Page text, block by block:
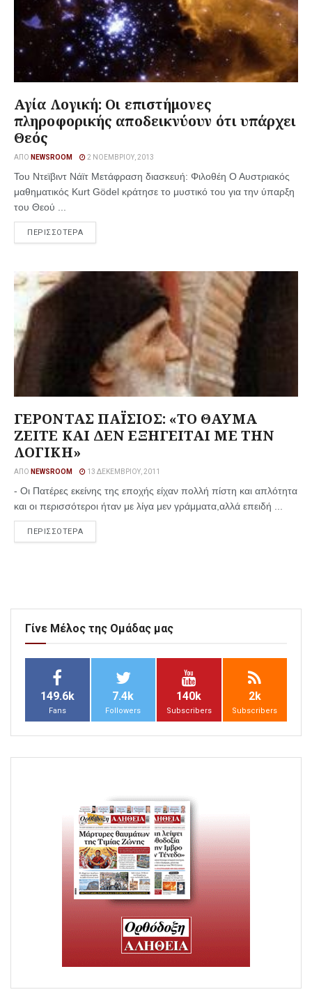
Αγία Λογική: Οι επιστήμονες
πληροφορικής αποδεικνύουν ότι υπάρχει
Θεός
ΑΠΌ NEWSROOM 2 ΝΟΕΜΒΡΊΟΥ, 2013
Του Ντεϊβιντ Νάϊτ Μετάφραση διασκευή: Φιλοθέη Ο Αυστριακός
μαθηματικός Kurt Gödel κράτησε το μυστικό του για την ύπαρξη
του Θεού ...
ΠΕΡΙΣΣΟΤΕΡΑ
ΓΕΡΟΝΤΑΣ ΠΑΪΣΙΟΣ: «ΤΟ ΘΑΥΜΑ
ΖΕΙΤΕ ΚΑΙ ΔΕΝ ΕΞΗΓΕΙΤΑΙ ΜΕ ΤΗΝ
ΛΟΓΙΚΗ»
ΑΠΌ NEWSROOM 13 ΔΕΚΕΜΒΡΊΟΥ, 2011
- Οι Πατέρες εκείνης της εποχής είχαν πολλή πίστη και απλότητα
και οι περισσότεροι ήταν με λίγα μεν γράμματα,αλλά επειδή ...
ΠΕΡΙΣΣΟΤΕΡΑ
Γίνε Μέλος της Ομάδας μας
149.6k
Fans
7.4k
Followers
140k
Subscribers
2k
Subscribers